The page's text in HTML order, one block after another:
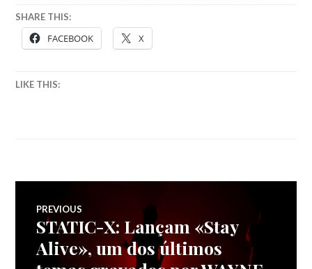
SHARE THIS:
FACEBOOK X
LIKE THIS:
Navegação
de
PREVIOUS
Previous
post:
STATIC-X: Lançam «Stay
Alive», um dos últimos